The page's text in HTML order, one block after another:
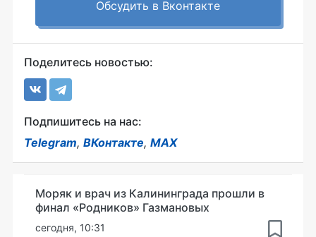
Обсудить в Вконтакте
Поделитесь новостью:
Подпишитесь на нас:
Telegram, ВКонтакте, MAX
Моряк и врач из Калининграда прошли в
финал «Родников» Газмановых
сегодня, 10:31